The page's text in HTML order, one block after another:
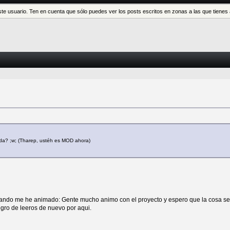
usuario. Ten en cuenta que sólo puedes ver los posts escritos en zonas a las que
;w; (Tharep, ustéh es MOD ahora)
me he animado: Gente mucho animo con el proyecto y espero que la cosa
de leeros de nuevo por aqui.